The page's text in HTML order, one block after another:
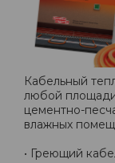
Кабельный
любой площади
цементно-
влажных
• Греющий